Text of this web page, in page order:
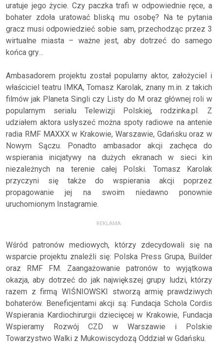
uratuje jego życie. Czy paczka trafi w odpowiednie ręce, a
bohater zdoła uratować bliską mu osobę? Na te pytania
gracz musi odpowiedzieć sobie sam, przechodząc przez 3
wirtualne miasta – ważne jest, aby dotrzeć do samego
końca gry…
Ambasadorem projektu został popularny aktor, założyciel i
właściciel teatru IMKA, Tomasz Karolak, znany m.in. z takich
filmów jak Planeta Singli czy Listy do M oraz głównej roli w
popularnym serialu Telewizji Polskiej, rodzinka.pl. Z
udziałem aktora usłyszeć można spoty radiowe na antenie
radia RMF MAXXX w Krakowie, Warszawie, Gdańsku oraz w
Nowym Sączu. Ponadto ambasador akcji zachęca do
wspierania inicjatywy na dużych ekranach w sieci kin
niezależnych na terenie całej Polski. Tomasz Karolak
przyczyni się także do wspierania akcji poprzez
propagowanie jej na swoim niedawno ponownie
uruchomionym Instagramie.
REKLAMA:
Wśród patronów mediowych, którzy zdecydowali się na
wsparcie projektu znaleźli się: Polska Press Grupa, Builder
oraz RMF FM. Zaangażowanie patronów to wyjątkowa
okazja, aby dotrzeć do jak największej grupy ludzi, którzy
razem z firmą WIŚNIOWSKI stworzą armię prawdziwych
bohaterów. Beneficjentami akcji są: Fundacja Schola Cordis
Wspierania Kardiochirurgii dziecięcej w Krakowie, Fundacja
Wspieramy Rozwój CZD w Warszawie i Polskie
Towarzystwo Walki z Mukowiscydozą Oddział w Gdańsku.